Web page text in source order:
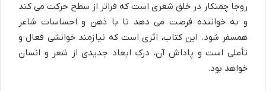
روجا چمنکار در خلق شعری است که فراتر از سطح حرکت می کند
و به خواننده فرصت می دهد تا با ذهن و احساسات شاعر
همسفر شود. این کتاب، اثری است که نیازمند خوانشی فعال و
تأملی است و پاداش آن، درک ابعاد جدیدی از شعر و انسان
خواهد بود.